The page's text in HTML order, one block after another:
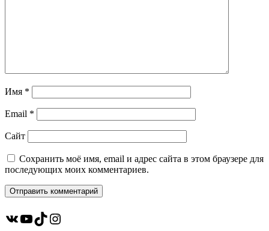
Имя *
Email *
Сайт
Сохранить моё имя, email и адрес сайта в этом браузере для
последующих моих комментариев.
ВКонтакте
YouTube
TikTokInstagram